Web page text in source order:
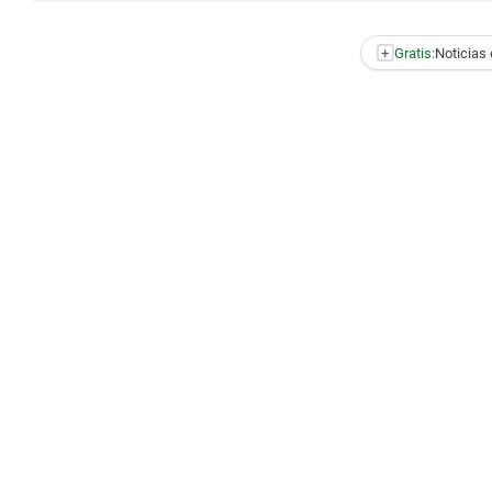
+ Gratis:Noticias